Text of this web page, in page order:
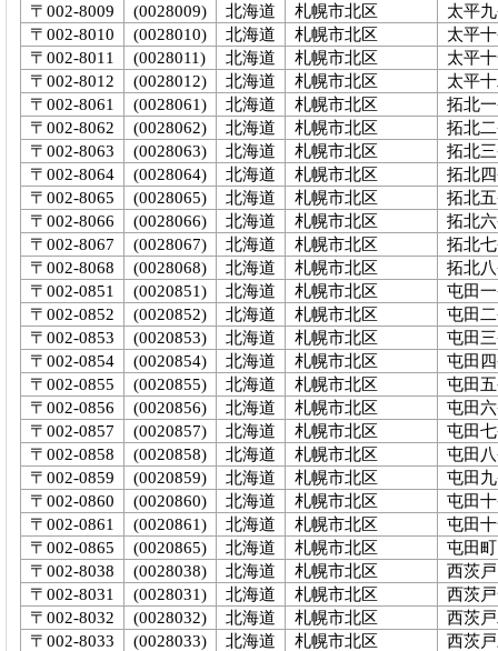
〒002-8009
(0028009) 北海道 札幌市北区
太平
〒002-8010
(0028010) 北海道 札幌市北区
太平
〒002-8011
(0028011) 北海道 札幌市北区
太平
〒002-8012
(0028012) 北海道 札幌市北区
太平
〒002-8061
(0028061) 北海道 札幌市北区
拓北
〒002-8062
(0028062) 北海道 札幌市北区
拓北
〒002-8063
(0028063) 北海道 札幌市北区
拓北
〒002-8064
(0028064) 北海道 札幌市北区
拓北
〒002-8065
(0028065) 北海道 札幌市北区
拓北
〒002-8066
(0028066) 北海道 札幌市北区
拓北
〒002-8067
(0028067) 北海道 札幌市北区
拓北
〒002-8068
(0028068) 北海道 札幌市北区
拓北
〒002-0851
(0020851) 北海道 札幌市北区
屯田
〒002-0852
(0020852) 北海道 札幌市北区
屯田
〒002-0853
(0020853) 北海道 札幌市北区
屯田
〒002-0854
(0020854) 北海道 札幌市北区
屯田
〒002-0855
(0020855) 北海道 札幌市北区
屯田
〒002-0856
(0020856) 北海道 札幌市北区
屯田
〒002-0857
(0020857) 北海道 札幌市北区
屯田
〒002-0858
(0020858) 北海道 札幌市北区
屯田
〒002-0859
(0020859) 北海道 札幌市北区
屯田
〒002-0860
(0020860) 北海道 札幌市北区
屯田
〒002-0861
(0020861) 北海道 札幌市北区
屯田
〒002-0865
(0020865) 北海道 札幌市北区
屯田町
〒002-8038
(0028038) 北海道 札幌市北区
西茨戸
〒002-8031
(0028031) 北海道 札幌市北区
西茨
〒002-8032
(0028032) 北海道 札幌市北区
西茨
〒002-8033
(0028033) 北海道 札幌市北区
西茨